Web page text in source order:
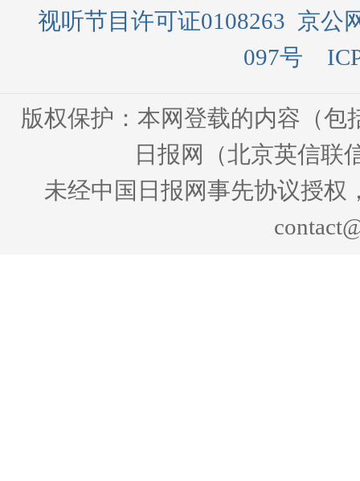
视听节目许可证0108263 京公
097号
版权保护：本网登载的内容（
日报网（北京英信联
未经中国日报网事先协议授权